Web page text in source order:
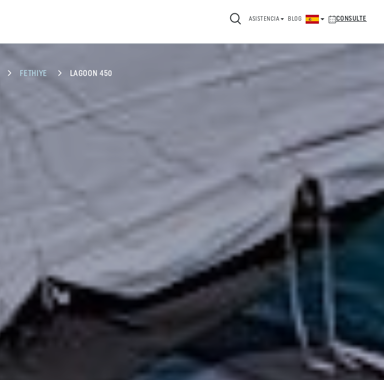
ASISTENCIA BLOG CONSULTE
FETHIYE LAGOON 450